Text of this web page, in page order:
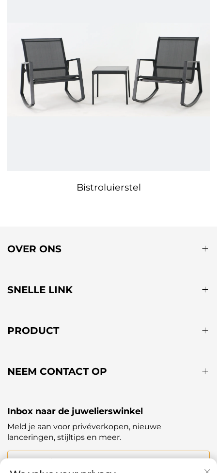
Bistroluierstel
OVER ONS
SNELLE LINK
PRODUCT
NEEM CONTACT OP
Inbox naar de juwelierswinkel
Meld je aan voor privéverkopen, nieuwe
lanceringen, stijltips en meer.
Uw E-mail